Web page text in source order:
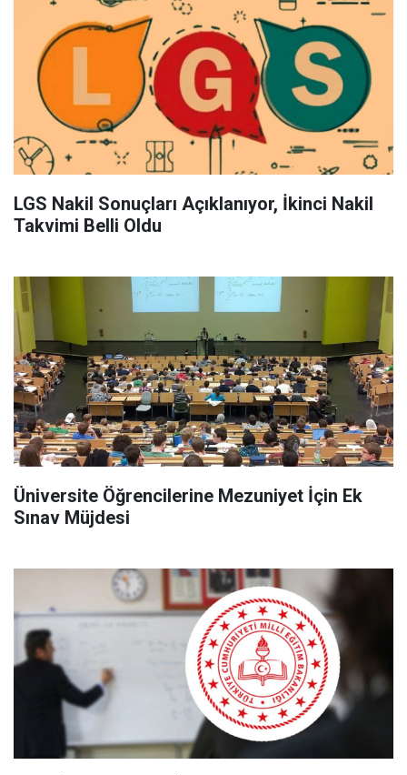
LGS Nakil Sonuçları Açıklanıyor, İkinci Nakil
Takvimi Belli Oldu
Üniversite Öğrencilerine Mezuniyet İçin Ek
Sınav Müjdesi